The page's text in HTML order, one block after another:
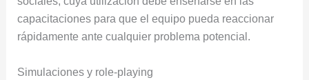
capacitaciones para que el equipo pueda reaccionar
rápidamente ante cualquier problema potencial.
Simulaciones y role-playing